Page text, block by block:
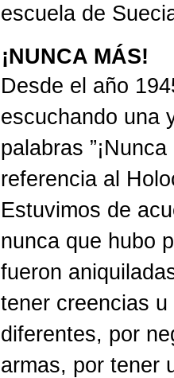
escuela de
¡NUNCA MÁS!
Desde el año
escuchando una
palabras
referencia al
Estuvimos de
nunca que hubo
fueron
tener creencias u
diferentes, por
armas, por tener